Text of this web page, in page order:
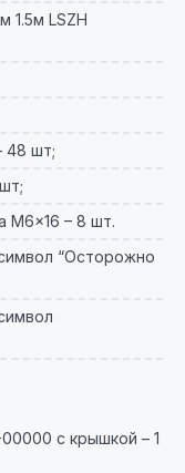
1.5м LSZH
48 шт;
M6x16 – 8 шт.
“Осторожно
с крышкой – 1